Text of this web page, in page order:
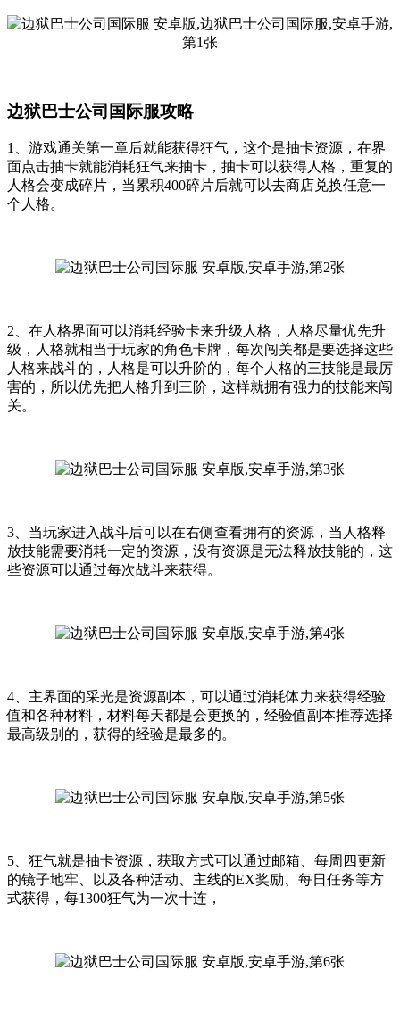
边狱巴士公司国际服攻略
1、游戏通关第一章后就能获得狂气，这个是抽卡资源，在界
面点击抽卡就能消耗狂气来抽卡，抽卡可以获得人格，重复的
人格会变成碎片，当累积400碎片后就可以去商店兑换任意一
个人格。
2、在人格界面可以消耗经验卡来升级人格，人格尽量优先升
级，人格就相当于玩家的角色卡牌，每次闯关都是要选择这些
人格来战斗的，人格是可以升阶的，每个人格的三技能是最厉
害的，所以优先把人格升到三阶，这样就拥有强力的技能来闯
关。
3、当玩家进入战斗后可以在右侧查看拥有的资源，当人格释
放技能需要消耗一定的资源，没有资源是无法释放技能的，这
些资源可以通过每次战斗来获得。
4、主界面的采光是资源副本，可以通过消耗体力来获得经验
值和各种材料，材料每天都是会更换的，经验值副本推荐选择
最高级别的，获得的经验是最多的。
5、狂气就是抽卡资源，获取方式可以通过邮箱、每周四更新
的镜子地牢、以及各种活动、主线的EX奖励、每日任务等方
式获得，每1300狂气为一次十连，